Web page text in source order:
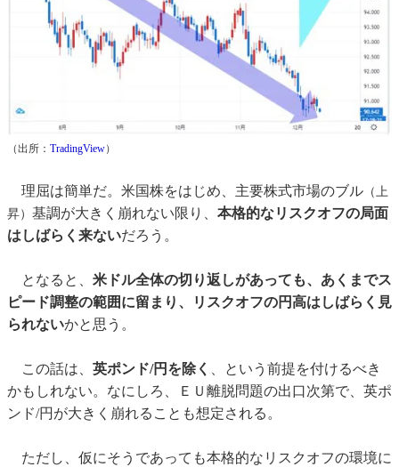
（出所： TradingView）
理屈は簡単だ。米国株をはじめ、主要株式市場のブル （上
昇） 基調が大きく崩れない限り、 本格的なリスクオフの局面
はしばらく来ないだろう。
となると、 米ドル全体の切り返しがあっても、あくまでス
ピード調整の範囲に留まり、リスクオフの円高はしばらく見
られないかと思う。
この話は、 英ポンド/円を除く 、という前提を付けるべき
かもしれない。なにしろ、ＥＵ離脱問題の出口次第で、英ポ
ンド/円が大きく崩れることも想定される。
ただし、仮にそうであっても本格的なリスクオフの環境に